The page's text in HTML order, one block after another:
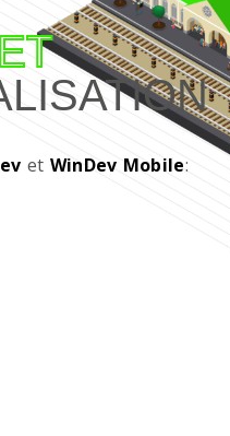
et WinDev Mobile: